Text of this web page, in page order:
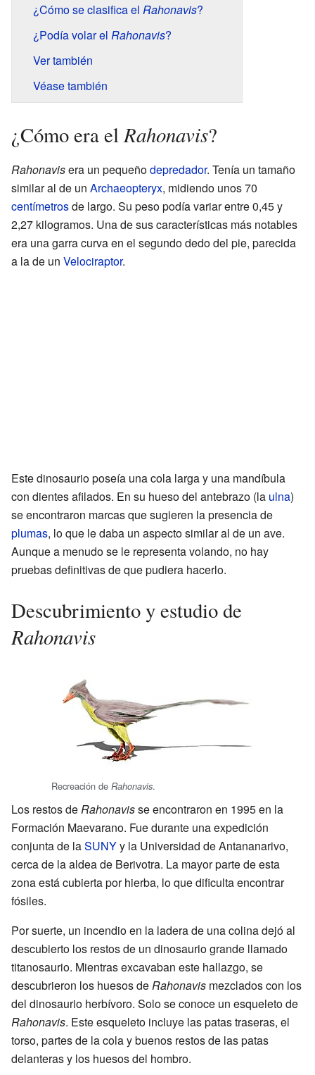
¿Cómo se clasifica el Rahonavis?
¿Podía volar el Rahonavis?
Ver también
Véase también
¿Cómo era elRahonavis?
Rahonavisera un pequeñodepredador. Tenía un tamaño
similar al de un Archaeopteryx, midiendo unos 70
centímetrosde largo. Su peso podía variar entre 0,45 y
2,27 kilogramos. Una de sus características más notables
era una garra curva en el segundo dedo del pie, parecida
a la de un Velociraptor.
Este dinosaurio poseía una cola larga y una mandíbula
con dientes afilados. En su hueso del antebrazo (la ulna)
se encontraron marcas que sugieren la presencia de
plumas, lo que le daba un aspecto similar al de un ave.
Aunque a menudo se le representa volando, no hay
pruebas definitivas de que pudiera hacerlo.
Descubrimiento y estudio de
Rahonavis
Recreación de Rahonavis.
Los restos deRahonavisse encontraron en 1995 en la
Formación Maevarano. Fue durante una expedición
conjunta de laSUNYy la Universidad de Antananarivo,
cerca de la aldea de Berivotra. La mayor parte de esta
zona está cubierta por hierba, lo que dificulta encontrar
fósiles.
Por suerte, un incendio en la ladera de una colina dejó al
descubierto los restos de un dinosaurio grande llamado
titanosaurio. Mientras excavaban este hallazgo, se
descubrieron los huesos deRahonavis mezclados con los
del dinosaurio herbívoro. Solo se conoce un esqueleto de
Rahonavis. Este esqueleto incluye las patas traseras, el
torso, partes de la cola y buenos restos de las patas
delanteras y los huesos del hombro.